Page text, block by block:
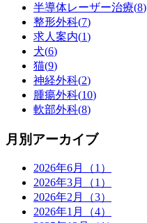
半導体レーザー治療(8)
整形外科(7)
求人案内(1)
犬(6)
猫(9)
神経外科(2)
腫瘍外科(10)
軟部外科(8)
月別アーカイブ
2026年6月（1）
2026年3月（1）
2026年2月（3）
2026年1月（4）